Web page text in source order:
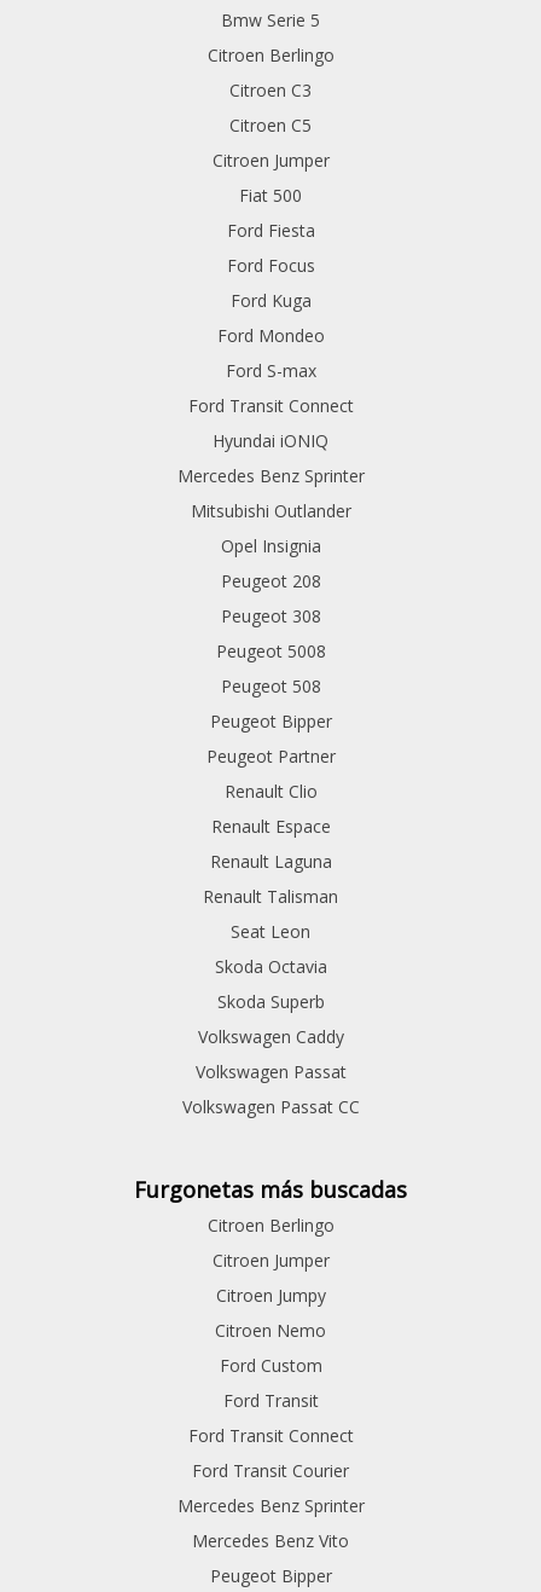
Bmw Serie 5
Citroen Berlingo
Citroen C3
Citroen C5
Citroen Jumper
Fiat 500
Ford Fiesta
Ford Focus
Ford Kuga
Ford Mondeo
Ford S-max
Ford Transit Connect
Hyundai iONIQ
Mercedes Benz Sprinter
Mitsubishi Outlander
Opel Insignia
Peugeot 208
Peugeot 308
Peugeot 5008
Peugeot 508
Peugeot Bipper
Peugeot Partner
Renault Clio
Renault Espace
Renault Laguna
Renault Talisman
Seat Leon
Skoda Octavia
Skoda Superb
Volkswagen Caddy
Volkswagen Passat
Volkswagen Passat CC
Furgonetas más buscadas
Citroen Berlingo
Citroen Jumper
Citroen Jumpy
Citroen Nemo
Ford Custom
Ford Transit
Ford Transit Connect
Ford Transit Courier
Mercedes Benz Sprinter
Mercedes Benz Vito
Peugeot Bipper